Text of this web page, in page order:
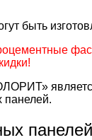
быть